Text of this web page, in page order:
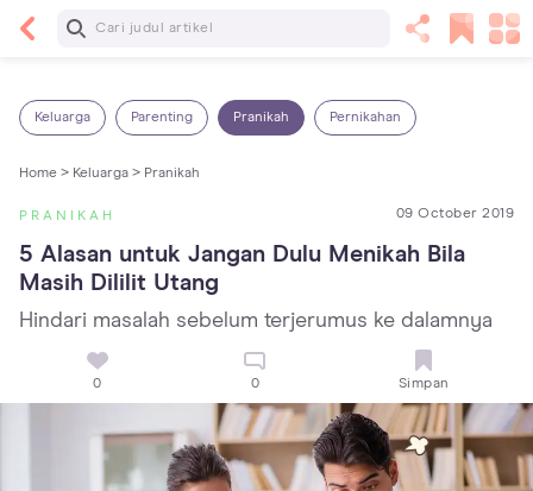
Baca Selanjutnya
Keluarga Parenting Pranikah Pernikahan
Home > Keluarga > Pranikah
PRANIKAH 09 October 2019
5 Alasan untuk Jangan Dulu Menikah Bila
Masih Dililit Utang
Hindari masalah sebelum terjerumus ke dalamnya
0 0 Simpan